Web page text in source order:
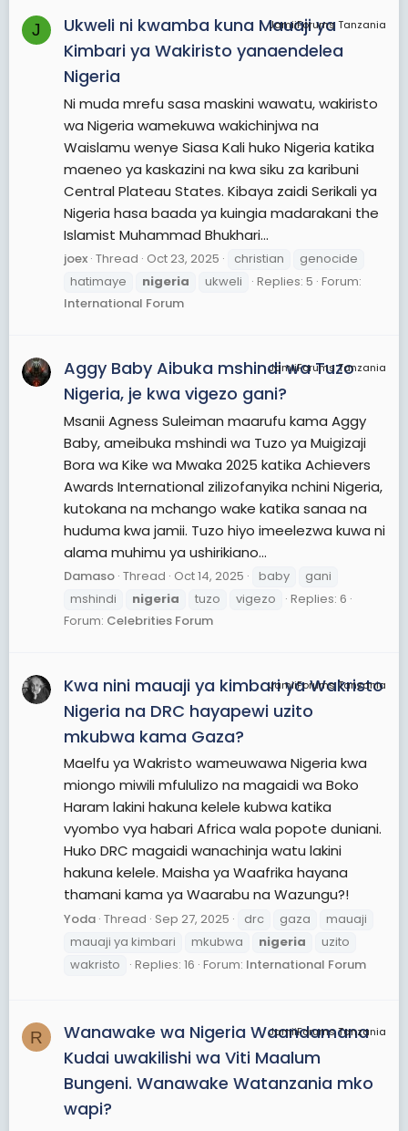
J JamiiForums Tanzania
Ukweli ni kwamba kuna Mauaji ya
Kimbari ya Wakiristo yanaendelea
Nigeria
Ni muda mrefu sasa maskini wawatu, wakiristo
wa Nigeria wamekuwa wakichinjwa na
Waislamu wenye Siasa Kali huko Nigeria katika
maeneo ya kaskazini na kwa siku za karibuni
Central Plateau States. Kibaya zaidi Serikali ya
Nigeria hasa baada ya kuingia madarakani the
Islamist Muhammad Bhukhari...
joex Thread Oct 23, 2025 christian
genocide
hatimaye
nigeria ukweli Replies: 5 Forum:
International Forum
JamiiForums Tanzania
Aggy Baby Aibuka mshindi wa Tuzo
Nigeria, je kwa vigezo gani?
Msanii Agness Suleiman maarufu kama Aggy
Baby, ameibuka mshindi wa Tuzo ya Muigizaji
Bora wa Kike wa Mwaka 2025 katika Achievers
Awards International zilizofanyika nchini Nigeria,
kutokana na mchango wake katika sanaa na
huduma kwa jamii. Tuzo hiyo imeelezwa kuwa ni
alama muhimu ya ushirikiano...
Damaso Thread Oct 14, 2025 baby
gani
mshindi
nigeria tuzo vigezo
Replies: 6
Forum: Celebrities Forum
JamiiForums Tanzania
Kwa nini mauaji ya kimbari ya Wakristo
Nigeria na DRC hayapewi uzito
mkubwa kama Gaza?
Maelfu ya Wakristo wameuwawa Nigeria kwa
miongo miwili mfululizo na magaidi wa Boko
Haram lakini hakuna kelele kubwa katika
vyombo vya habari Africa wala popote duniani.
Huko DRC magaidi wanachinja watu lakini
hakuna kelele. Maisha ya Waafrika hayana
thamani kama ya Waarabu na Wazungu?!
Yoda Thread Sep 27, 2025 drc gaza
mauaji
mauaji ya kimbari
mkubwa nigeria
uzito
wakristo
Replies: 16 Forum: International Forum
R JamiiForums Tanzania
Wanawake wa Nigeria Waandamana
Kudai uwakilishi wa Viti Maalum
Bungeni. Wanawake Watanzania mko
wapi?